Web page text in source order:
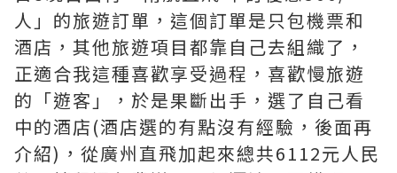
人」的旅遊訂單，這個訂單是只包機票和
酒店，其他旅遊項目都靠自己去組織了，
正適合我這種喜歡享受過程，喜歡慢旅遊
的「遊客」，於是果斷出手，選了自己看
中的酒店(酒店選的有點沒有經驗，後面再
介紹)，從廣州直飛加起來總共6112元人民